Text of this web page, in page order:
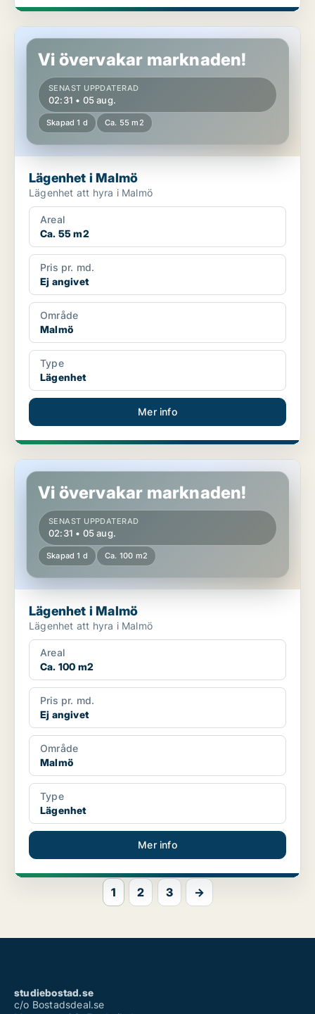
Lägenhet i Malmö
Vi övervakar marknaden!
SENAST UPPDATERAD
02:31 • 05 aug.
Skapad 1 d Ca. 55 m2
Lägenhet i Malmö
Lägenhet att hyra i Malmö
Areal
Ca. 55 m2
Pris pr. md.
Ej angivet
Område
Malmö
Type
Lägenhet
Mer info
Lägenhet i Malmö
Vi övervakar marknaden!
SENAST UPPDATERAD
02:31 • 05 aug.
Skapad 1 d Ca. 100 m2
Lägenhet i Malmö
Lägenhet att hyra i Malmö
Areal
Ca. 100 m2
Pris pr. md.
Ej angivet
Område
Malmö
Type
Lägenhet
Mer info
1 2 3 →
studiebostad.se
c/o Bostadsdeal.se